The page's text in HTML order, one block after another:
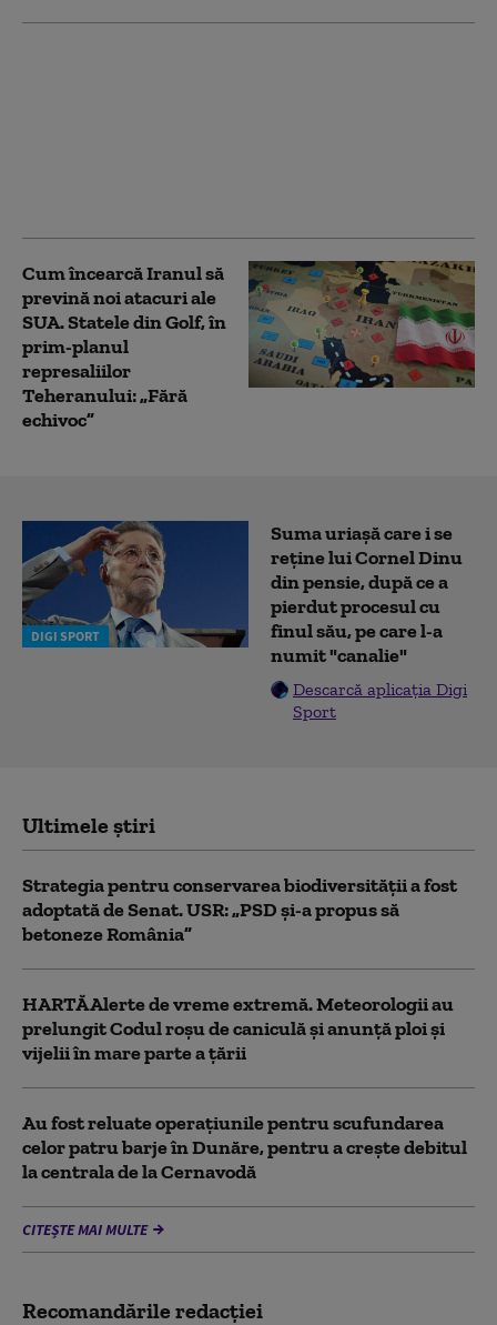
Cum încearcă Iranul să
prevină noi atacuri ale
SUA. Statele din Golf, în
prim-planul
represaliilor
Teheranului: „Fără
echivoc”
DIGI SPORT
Suma uriașă care i se
reține lui Cornel Dinu
din pensie, după ce a
pierdut procesul cu
finul său, pe care l-a
numit "canalie"
Descarcă aplicația Digi
Sport
Ultimele știri
Strategia pentru conservarea biodiversității a fost
adoptată de Senat. USR: „PSD și-a propus să
betoneze România”
HARTĂ Alerte de vreme extremă. Meteorologii au
prelungit Codul roșu de caniculă și anunță ploi și
vijelii în mare parte a țării
Au fost reluate operațiunile pentru scufundarea
celor patru barje în Dunăre, pentru a crește debitul
la centrala de la Cernavodă
CITEȘTE MAI MULTE
Recomandările redacţiei